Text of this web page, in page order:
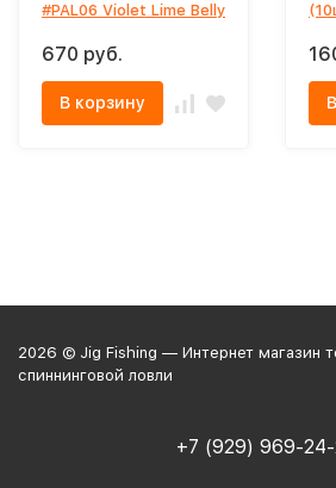
#PAL06 Violet Lime Belly
670 руб.
В корзину
2026 © Jig Fishing — Интернет магазин
спиннинговой ловли
+7 (929) 969-